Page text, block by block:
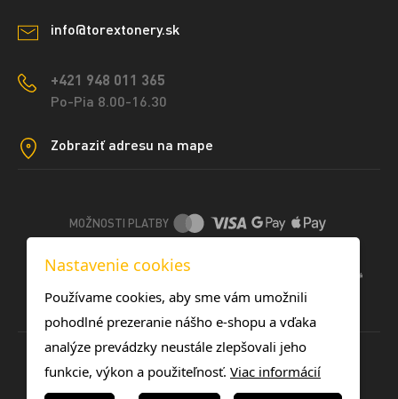
info@torextonery.sk
+421 948 011 365
Po-Pia 8.00-16.30
Zobraziť adresu na mape
MOŽNOSTI PLATBY
Nastavenie cookies
Používame cookies, aby sme vám umožnili
pohodlné prezeranie nášho e-shopu a vďaka
analýze prevádzky neustále zlepšovali jeho
funkcie, výkon a použiteľnosť. Viac informácií